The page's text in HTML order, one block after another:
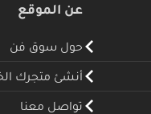
عن الموقع
حول سوق فن
أنشئ متجرك
تواصل معنا